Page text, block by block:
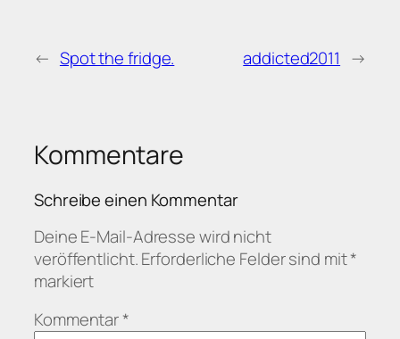
← Spot the fridge. addicted2011 →
Kommentare
Schreibe einen Kommentar
Deine E-Mail-Adresse wird nicht
veröffentlicht.Erforderliche Felder sind mit*
markiert
Kommentar*